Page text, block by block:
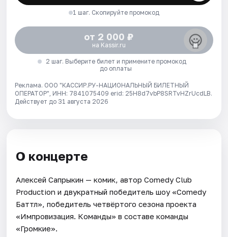
1 шаг. Скопируйте промокод
от 2 000 ₽
на Kassir.ru
2 шаг. Выберите билет и примените промокод
до оплаты
Реклама. ООО "КАССИР.РУ-НАЦИОНАЛЬНЫЙ БИЛЕТНЫЙ
ОПЕРАТОР", ИНН: 7841075409 erid: 25H8d7vbP8SRTvHZrUcdLB.
Действует до 31 августа 2026
О концерте
Алексей Сапрыкин — комик, автор Comedy Club
Production и двукратный победитель шоу «Comedy
Баттл», победитель четвёртого сезона проекта
«Импровизация. Команды» в составе команды
«Громкие».